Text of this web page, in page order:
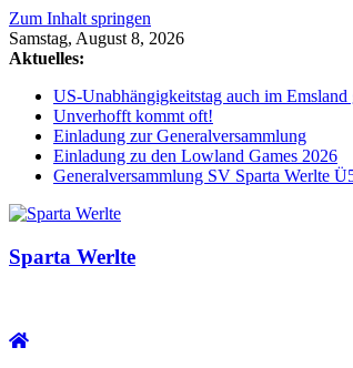
Zum Inhalt springen
Samstag, August 8, 2026
Aktuelles:
US-Unabhängigkeitstag auch im Emsland
Unverhofft kommt oft!
Einladung zur Generalversammlung
Einladung zu den Lowland Games 2026
Generalversammlung SV Sparta Werlte
Sparta Werlte